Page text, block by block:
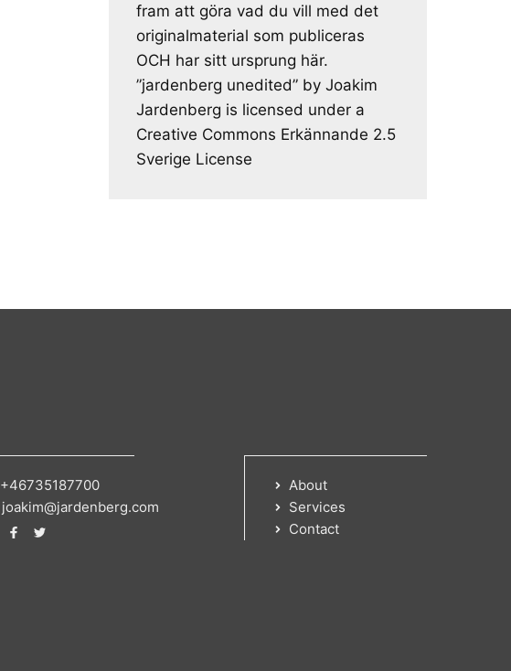
fram att göra vad du vill med det
originalmaterial som publiceras
OCH har sitt ursprung här.
”jardenberg unedited” by Joakim
Jardenberg is licensed under a
Creative Commons Erkännande 2.5
Sverige License
+46735187700
joakim@jardenberg.com
About
Services
Contact